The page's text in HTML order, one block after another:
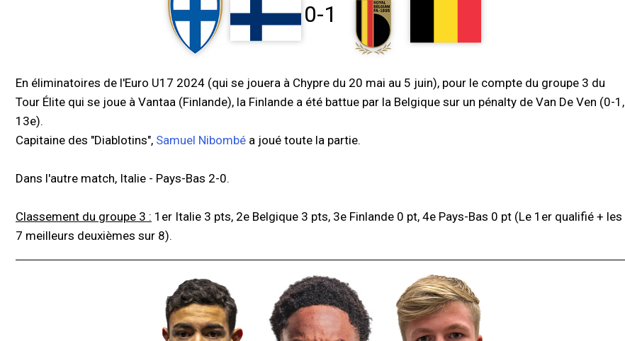
0-1
En éliminatoires de l'Euro U17 2024 (qui se jouera à Chypre du 20 mai au 5 juin), pour le compte du groupe 3 du
Tour Élite qui se joue à Vantaa (Finlande), la Finlande a été battue par la Belgique sur un pénalty de Van De Ven (0-1,
13e).
Capitaine des "Diablotins", Samuel Nibombé a joué toute la partie.
Dans l'autre match, Italie - Pays-Bas 2-0.
Classement du groupe 3 : 1er Italie 3 pts, 2e Belgique 3 pts, 3e Finlande 0 pt, 4e Pays-Bas 0 pt (Le 1er qualifié + les
7 meilleurs deuxièmes sur 8).